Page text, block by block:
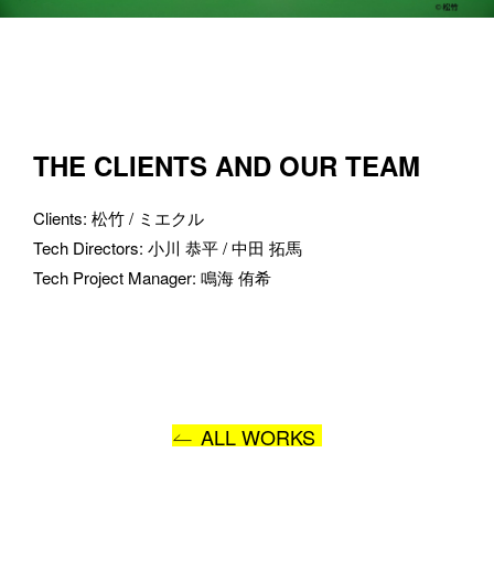
THE CLIENTS AND OUR TEAM
Clients: 松竹 / ミエクル
Tech Directors: 小川 恭平 / 中田 拓馬
Tech Project Manager: 鳴海 侑希
ALL WORKS